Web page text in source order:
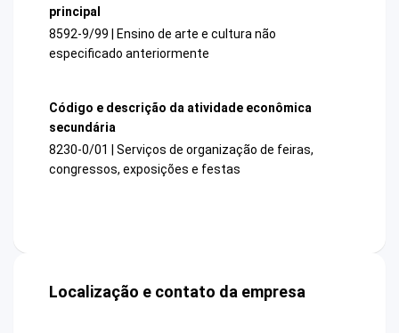
principal
8592-9/99 | Ensino de arte e cultura não
especificado anteriormente
Código e descrição da atividade econômica
secundária
8230-0/01 | Serviços de organização de feiras,
congressos, exposições e festas
Localização e contato da empresa